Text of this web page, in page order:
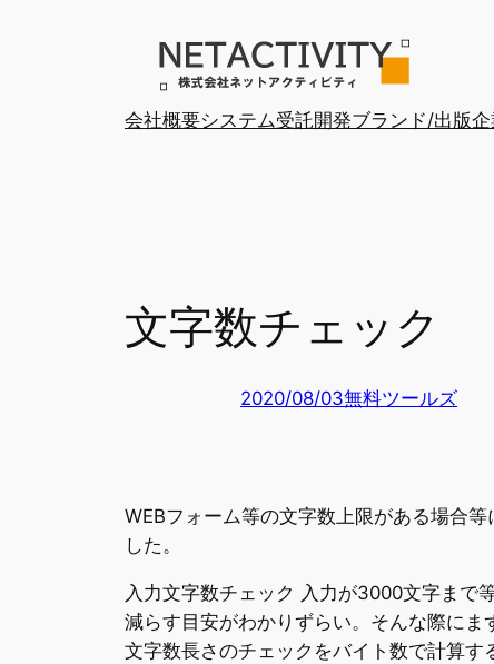
会社概要システム受託開発ブランド/出版
文字数チェック
2020/08/03無料ツールズ
WEBフォーム等の文字数上限がある場合
した。
入力文字数チェック 入力が3000文字まで
減らす目安がわかりずらい。そんな際にま
文字数長さのチェックをバイト数で計算す